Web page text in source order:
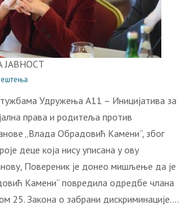
Удружења А11 – Иницијатива за
права и родитеља против
„Влада Обрадовић Камени“, због
деце која нису уписана у ову
Повереник је донео мишљење да је
Камени“ повредила одредбе члана
25. Закона о забрани дискриминације….